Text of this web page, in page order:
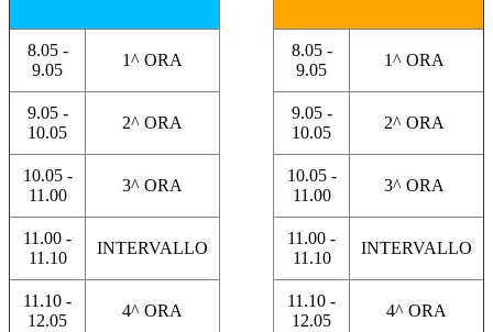
8.05 -
9.05
1^ ORA
8.05 -
9.05
1^ ORA
9.05 -
10.05
2^ ORA
9.05 -
10.05
2^ ORA
10.05 -
11.00
3^ ORA
10.05 -
11.00
3^ ORA
11.00 -
11.10
INTERVALLO
11.00 -
11.10
INTERVALLO
11.10 -
12.05
4^ ORA
11.10 -
12.05
4^ ORA